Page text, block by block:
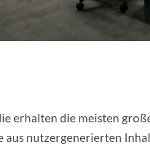
erhalten die meisten
aus nutzergenerierten